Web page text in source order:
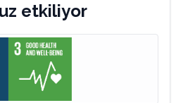
etkiliyor